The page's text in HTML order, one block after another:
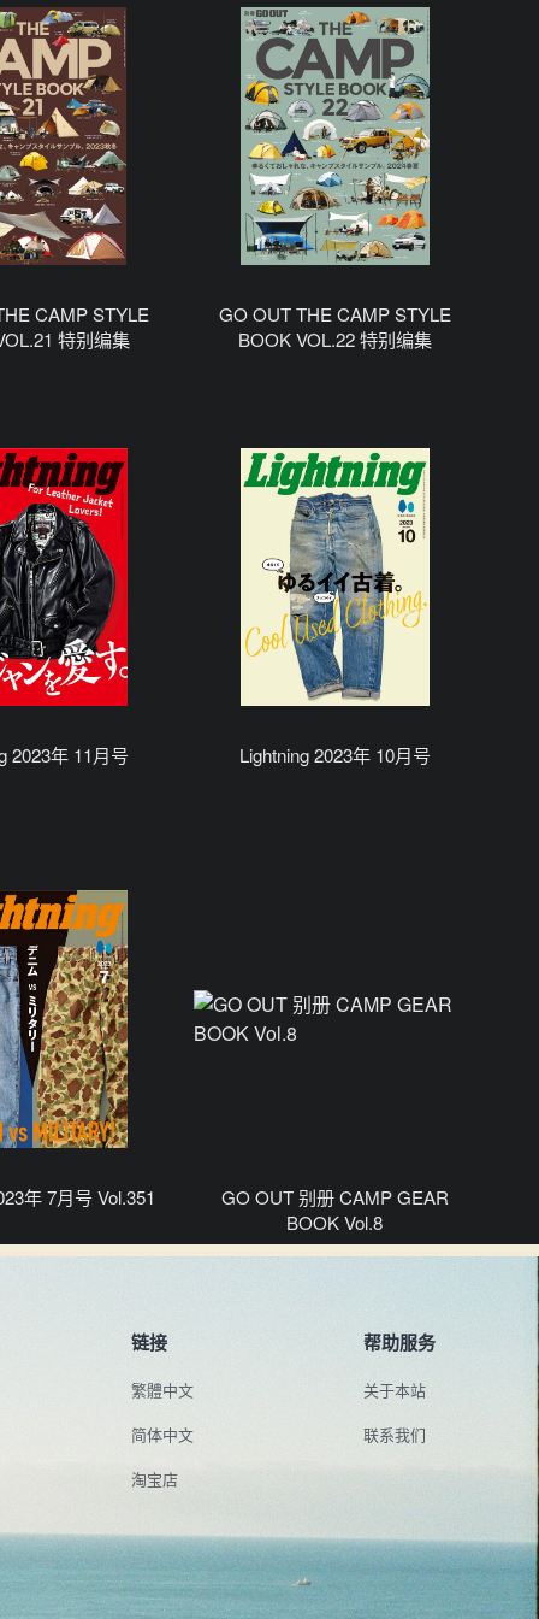
CAMP STYLE
特别编集
GO OUT THE CAMP STYLE
BOOK VOL.22 特别编集
2023年 11月号 Lightning 2023年 10月号
年 7月号 Vol.351
GO OUT 别册 CAMP GEAR
BOOK Vol.8
链接
繁體中文
简体中文
淘宝店
帮助服务
关于本站
联系我们